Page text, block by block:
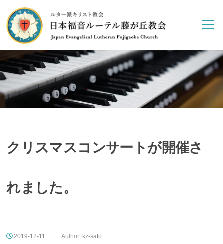
content
Menu
クリスマスコンサートが開催さ
れました。
2019-12-11 Author: kz-sato